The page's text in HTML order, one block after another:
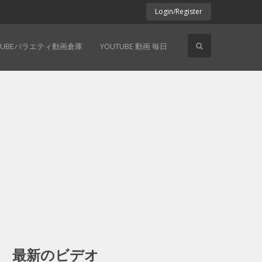
Login/Register
バラエティ動画倉庫 YOUTUBE 動画 毎日
最新のビデオ